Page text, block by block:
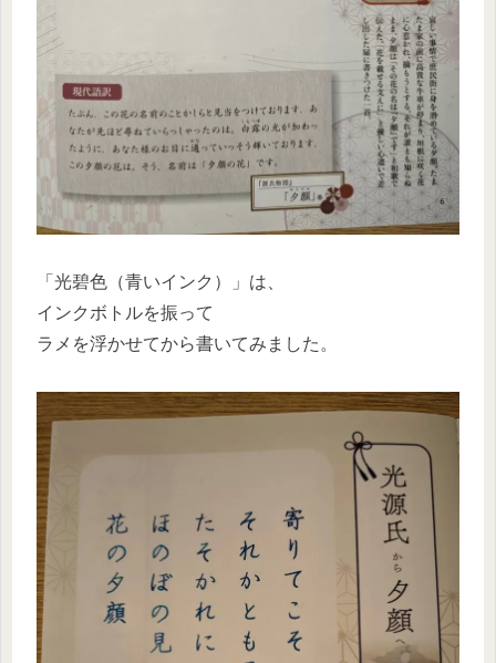
「光碧色（青いインク）」は、
インクボトルを振って
ラメを浮かせてから書いてみました。